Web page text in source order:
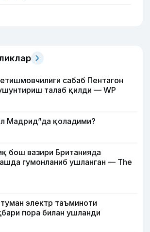
сабаб Пентагон
талаб қилди — WP
Мадрид”да қоладими?
бош вазири Британияда
гумонланиб ушланган — The
электр таъминоти
пора билан ушланди